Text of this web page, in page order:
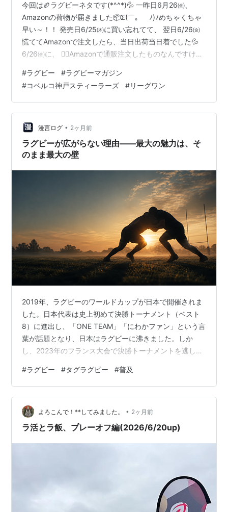
特に母国であるイングランドのプレミアシップは北半球
最強と言われる。
また、各国上位チームはハイネケンカップ（欧州カッ
プ）に進出。
そして、伝統あるナショナルチームの大会である
ス・ネイションズ（旧ファイブ・ネイションズ）も人気
が高い。
スーパー14
ニュージーランド・豪州・南アフリカの強豪14チームが
集う、南半球最高峰の大会。スーパー12が2006年から
14チームに拡大されスーパー14となった。
国内リーグのNPC（ニュージーランド）・カーリーカッ
プ（南アフリカ）も人気が高い。ただし、豪州では同じ
フットボール系で国技となっているオージーボールがあ
る為か、他の2国より劣る。
トップリーグ
日本では代表強化及びラグビー 人気復活を狙い2003年
より社会人の全国リーグ「ジャパンラグビートップリー
グ」を立ち上げた。
発足前と比べハイレベルな試合が増えたが、プロ化や地
域密着など課題も多い。
校で、ウェッブ・エリス 少年がサッカー（フットボー
ル）に熱中していて手でボールを扱うようになったのが
始まりと言われているが、サッカーの誕生は1863年で
あり、つじつまが合わない。この話は後年の作り話であ
り、全くのデマである。
今回は🏉ラグビーネタです(*^^*)💦 一昨日6月26㈮、
Amazonの荷物が届きました📦Σ(￣。￣ﾉ)ﾉめちゃくちゃ
早い～！！ 発売日6/25㈭に買い忘れてて、 翌日6/26㈮
慌ててAmazonで注文したら、当日出荷当日着でした💦
6/26㈮に、 👆🏻Amazonで通販注文したものなんですけ
m(_ _)m これは👇🏻 ↑ラグビーパブリックX画像 表紙は歓
喜のスティーラーズ！ リーグワンの熱闘を振り返るラグ
ビーマガジン8月号は本日発売。
https://t.co/xJplSTTKgN#ラグマガ #リーグワン #コベ
ルコ神戸スティーラーズ #ブ…
#ラグビー #ラグビーマガジン
#コベルコ神戸スティーラーズ #リーグワン
漫言ログ • 2ヶ月前
ラグビーが広がらない理由――最大の魅力は、そ
のまま最大の壁
2019年、ラグビーのワールドカップが日本で開催されま
した。日本代表は史上初めて決勝トーナメント（ベスト
8）に進出し、「ONE TEAM」「にわかファン」という言
葉が話題となり、日本はラグビーに沸きました。しか
し、2023年のフランス大会で決勝トーナメントを逃した
させられる競技ですが、日本では、なかなか広がってい
きません。むしろ、競技人口は静かに痩せ細っていま
す。高体連の統計では、2023年度の高校の部員数は約1
万7千人。20年前にあたる2003年度の約3万人から、ほ
ぼ半減しました。少子化を差し引いても、他競技より減
#ラグビー #タグラグビー #普及
よろこんで！**してみました。 • 2ヶ月前
ラ活とラ飯、プレーオフ編(2026/6/20up)